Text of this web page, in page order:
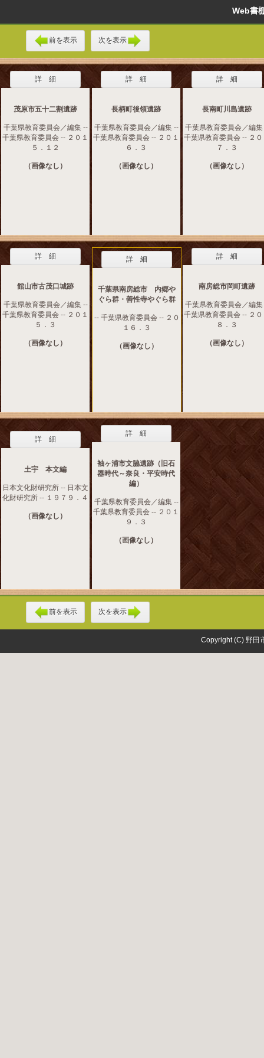
Web
前を表示 次を表示
詳 細
茂原市五十二割遺跡
千葉県教育委員会／編集 --
千葉県教育委員会 -- ２０１
５．１２
（画像なし）
詳 細
長柄町後領遺跡
千葉県教育委員会／編集 --
千葉県教育委員会 -- ２０１
６．３
（画像なし）
詳 細
長南町川島遺跡
千葉県教育委員会／編集
千葉県教育委員会 -- ２
７．３
（画像なし）
詳 細
館山市古茂口城跡
千葉県教育委員会／編集 --
千葉県教育委員会 -- ２０１
５．３
（画像なし）
詳 細
千葉県南房総市 内郷や
ぐら群・善性寺やぐら群
-- 千葉県教育委員会 -- ２０
１６．３
（画像なし）
詳 細
南房総市岡町遺跡
千葉県教育委員会／編集
千葉県教育委員会 -- ２
８．３
（画像なし）
詳 細
土宇 本文編
日本文化財研究所 -- 日本文
化財研究所 -- １９７９．４
（画像なし）
詳 細
袖ヶ浦市文脇遺跡（旧石
器時代～奈良・平安時代
編）
千葉県教育委員会／編集 --
千葉県教育委員会 -- ２０１
９．３
（画像なし）
前を表示 次を表示
Copyright (C) 野田